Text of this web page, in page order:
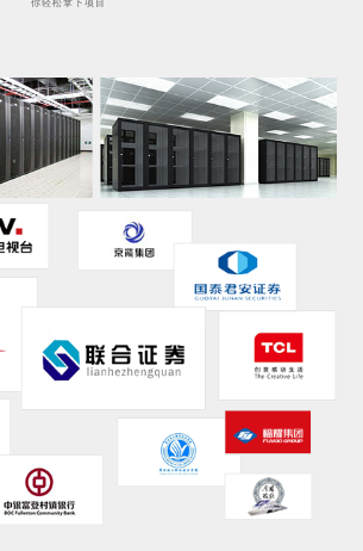
你轻松拿下项目